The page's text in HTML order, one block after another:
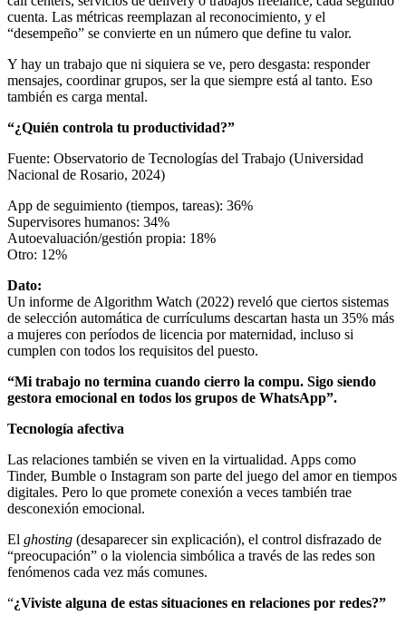
cuenta. Las métricas reemplazan al reconocimiento, y el
“desempeño” se convierte en un número que define tu valor.
Y hay un trabajo que ni siquiera se ve, pero desgasta: responder
mensajes, coordinar grupos, ser la que siempre está al tanto. Eso
también es carga mental.
“¿Quién controla tu productividad?”
Fuente: Observatorio de Tecnologías del Trabajo (Universidad
Nacional de Rosario, 2024)
App de seguimiento (tiempos, tareas): 36%
Supervisores humanos: 34%
Autoevaluación/gestión propia: 18%
Otro: 12%
Dato:
Un informe de Algorithm Watch (2022) reveló que ciertos sistemas
de selección automática de currículums descartan hasta un 35% más
a mujeres con períodos de licencia por maternidad, incluso si
cumplen con todos los requisitos del puesto.
“Mi trabajo no termina cuando cierro la compu. Sigo siendo
gestora emocional en todos los grupos de WhatsApp”.
Tecnología afectiva
Las relaciones también se viven en la virtualidad. Apps como
Tinder, Bumble o Instagram son parte del juego del amor en tiempos
digitales. Pero lo que promete conexión a veces también trae
desconexión emocional.
El ghosting (desaparecer sin explicación), el control disfrazado de
“preocupación” o la violencia simbólica a través de las redes son
fenómenos cada vez más comunes.
“¿Viviste alguna de estas situaciones en relaciones por redes?”